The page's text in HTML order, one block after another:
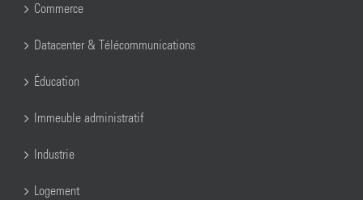
Commerce
Datacenter & Télécommunications
Éducation
Immeuble administratif
Industrie
Logement